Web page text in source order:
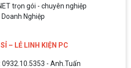
trọn gói - chuyên nghiệp
Nghiệp
– LẺ LINH KIỆN PC
0932.10.5353 - Anh.Tuấn